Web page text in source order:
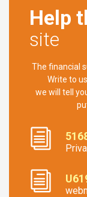
Help
site
The financial
Write to
we will tell